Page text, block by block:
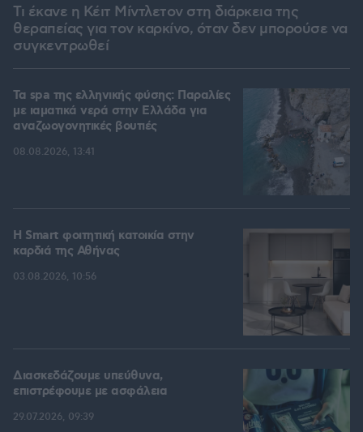
Τι έκανε η Κέιτ Μίντλετον στη διάρκεια της
θεραπείας για τον καρκίνο, όταν δεν μπορούσε να
συγκεντρωθεί
Τα spa της ελληνικής φύσης: Παραλίες
με ιαματικά νερά στην Ελλάδα για
αναζωογονητικές βουτιές
08.08.2026, 13:41
Η Smart φοιτητική κατοικία στην
καρδιά της Αθήνας
03.08.2026, 10:56
Διασκεδάζουμε υπεύθυνα,
επιστρέφουμε με ασφάλεια
29.07.2026, 09:39